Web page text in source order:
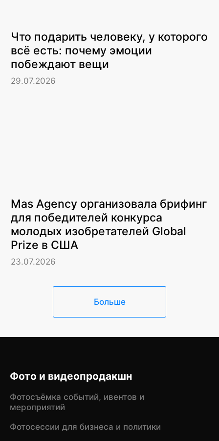
Что подарить человеку, у которого
всё есть: почему эмоции
побеждают вещи
29.07.2026
Mas Agency организовала брифинг
для победителей конкурса
молодых изобретателей Global
Prize в США
23.07.2026
Больше
Фото и видеопродакшн
Фотосъёмка событий, ивентов и
мероприятий
Фотосессии для бизнеса и политики